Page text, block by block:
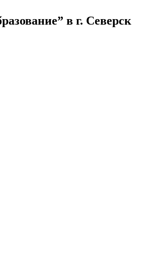
в г. Северск